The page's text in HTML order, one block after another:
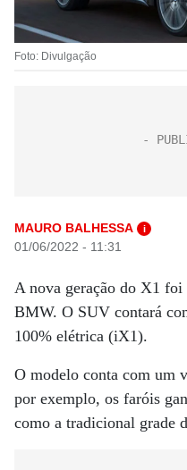
Foto: Divulgação
MAURO BALHESSA i
01/06/2022 - 11:31
A nova geração do X1 foi
BMW. O SUV contará
100% elétrica (iX1).
O modelo conta com um
por exemplo, os faróis
como a tradicional grade